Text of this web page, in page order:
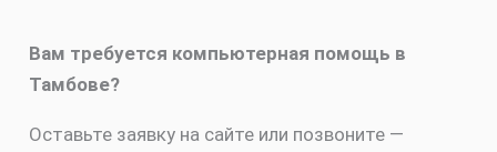
Вам требуется компьютерная помощь в
Тамбове?
Оставьте заявку на сайте или позвоните —